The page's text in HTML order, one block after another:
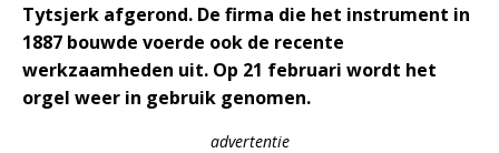
Tytsjerk afgerond. De firma die het instrument in
1887 bouwde voerde ook de recente
werkzaamheden uit. Op 21 februari wordt het
orgel weer in gebruik genomen.
advertentie